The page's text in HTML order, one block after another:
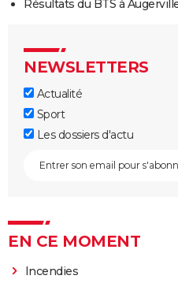
Résultats du BTS à
NEWSLETTERS
Actualité
Sport
Les dossiers d'actu
EN CE MOMENT
Incendies